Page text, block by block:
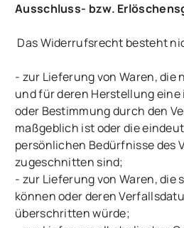
Ausschluss- bzw.
Das Widerrufsrecht besteht
- zur Lieferung von Waren,
und für deren Herstellung
oder Bestimmung durch den
maßgeblich ist oder die
persönlichen Bedürfnisse des
zugeschnitten sind;
- zur Lieferung von Waren, die
können oder deren
überschritten würde;